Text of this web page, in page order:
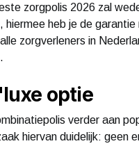
zorgpolis 2026 zal
hiermee heb je de garantie
zorgverleners in
optie
verder aan
hiervan duidelijk: geen